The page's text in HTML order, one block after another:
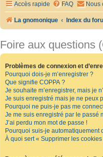
Accès rapide FAQ Nous
La gnomonique Index du
Foire aux questions
Problèmes de connexion et
Pourquoi dois-je m’enregistrer ?
Que signifie COPPA ?
Je souhaite m’enregistrer, mais je
Je suis enregistré mais je ne peux
Pourquoi ne puis-je pas me
Je me suis enregistré par le passé
J’ai perdu mon mot de passe !
Pourquoi suis-je automatiquement
À quoi sert « Supprimer les cookies